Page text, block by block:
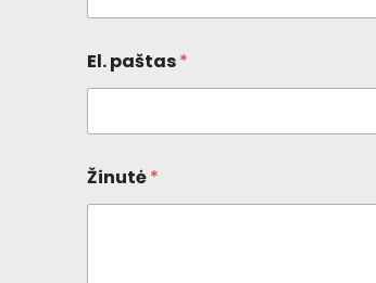
El. paštas*
Žinutė*